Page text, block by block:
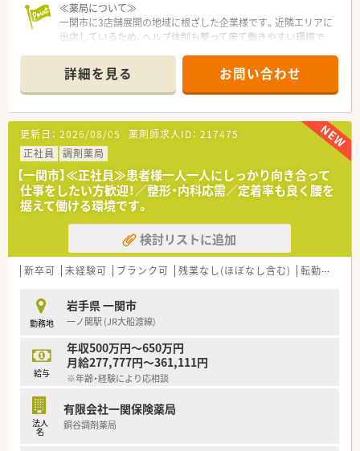
≪薬局について≫
一関市に3店舗展開の地域に根ざした企業様です。近隣エリアに
出店しているため、ヘルプ体制も整って居て働きやすい環境で
薬剤師会とのつながりも強く、経験やスキルを磨きたい方にもお
ススメの会社です。
詳細を見る お問い合わせ
更新日： 2026/08/05 薬剤師求人ID： 217475
正社員
調剤薬局
【一関市】≪正社員≫患者様一人一人にしっかり向き合って
仕事をしたい方歓迎！／整形・内科応需／定着率も良く腰を
据えて働ける環境です。
検討リストに追加
新卒可 未経験可 ブランク可 残業なし(ほぼなし含む) 転勤なし
勤務地
岩手県 一関市
一ノ関駅 (JR大船渡線)
給与
年収500万円～650万円
月給277,777円～361,111円
※年齢・経験により応相談
法人
名
有限会社一関保険薬局
銅谷調剤薬局